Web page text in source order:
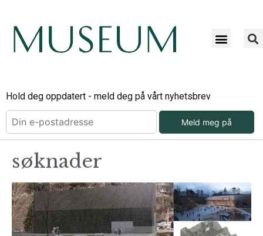
Hold deg oppdatert - meld deg på vårt nyhetsbrev
Meld meg på
søknader